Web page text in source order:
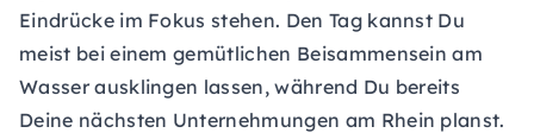
Eindrücke im Fokus stehen. Den Tag kannst Du
meist bei einem gemütlichen Beisammensein am
Wasser ausklingen lassen, während Du bereits
Deine nächsten Unternehmungen am Rhein planst.